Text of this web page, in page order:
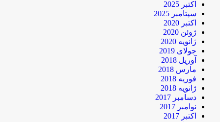
اکتبر 2025
سپتامبر 2025
اکتبر 2020
ژوئن 2020
ژانویه 2020
جولای 2019
آوریل 2018
مارس 2018
فوریه 2018
ژانویه 2018
دسامبر 2017
نوامبر 2017
اکتبر 2017